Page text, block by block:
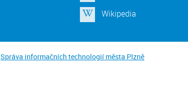
Wikipedia
Správa informačních technologií města Plzně